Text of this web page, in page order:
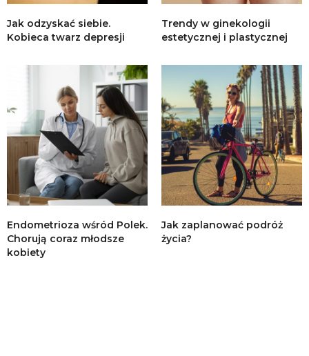
Jak odzyskać siebie.
Kobieca twarz depresji
Trendy w ginekologii
estetycznej i plastycznej
Endometrioza wśród Polek.
Chorują coraz młodsze
kobiety
Jak zaplanować podróż
życia?